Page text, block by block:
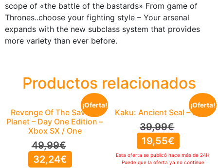
scope of «the battle of the bastards» From game of
Thrones..choose your fighting style – Your arsenal
expands with the new subclass system that provides
more variety than ever before.
Productos relacionados
¡Oferta!
Revenge Of The Savage
Planet – Day One Edition –
Xbox SX / One
49,99€
32,24€
¡Oferta!
Kaku: Ancient Seal – Xbox
39,99€
19,55€
Esta oferta se publicó hace más de 24H:
Puede que la oferta ya no continue